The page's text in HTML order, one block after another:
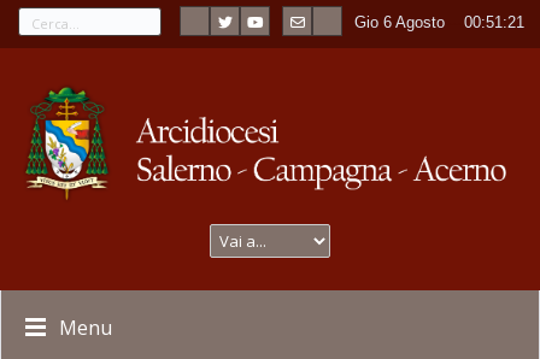
Gio 6 Agosto ----00:51:21
Menu